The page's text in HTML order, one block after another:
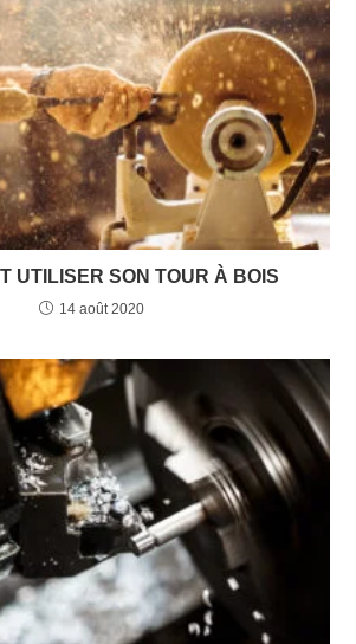
UTILISER SON TOUR À BOIS
14 août 2020